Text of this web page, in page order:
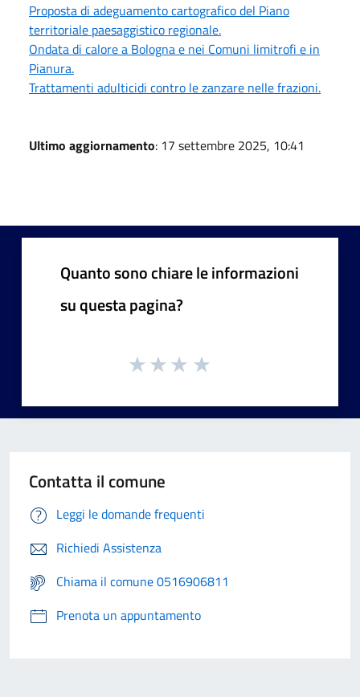
Proposta di adeguamento cartografico del Piano
territoriale paesaggistico regionale.
Ondata di calore a Bologna e nei Comuni limitrofi e in
Pianura.
Trattamenti adulticidi contro le zanzare nelle frazioni.
Ultimo aggiornamento: 17 settembre 2025, 10:41
Quanto sono chiare le informazioni
su questa pagina?
Contatta il comune
Leggi le domande frequenti
Richiedi Assistenza
Chiama il comune 0516906811
Prenota un appuntamento